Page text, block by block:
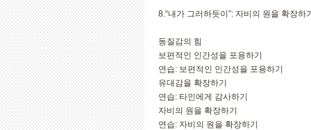
8.“내가 그러하듯이”: 자비의 원을 확장하
동질감의 힘
보편적인 인간성을 포용하기
연습: 보편적인 인간성을 포용하기
유대감을 확장하기
연습: 타인에게 감사하기
자비의 원을 확장하기
연습: 자비의 원을 확장하기